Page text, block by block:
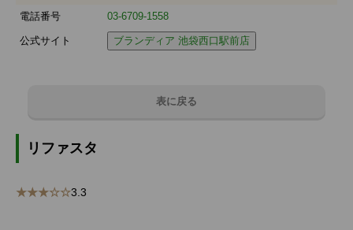
電話番号
03-6709-1558
公式サイト ブランディア 池袋西口駅前店
表に戻る
リファスタ
★★★☆☆3.3